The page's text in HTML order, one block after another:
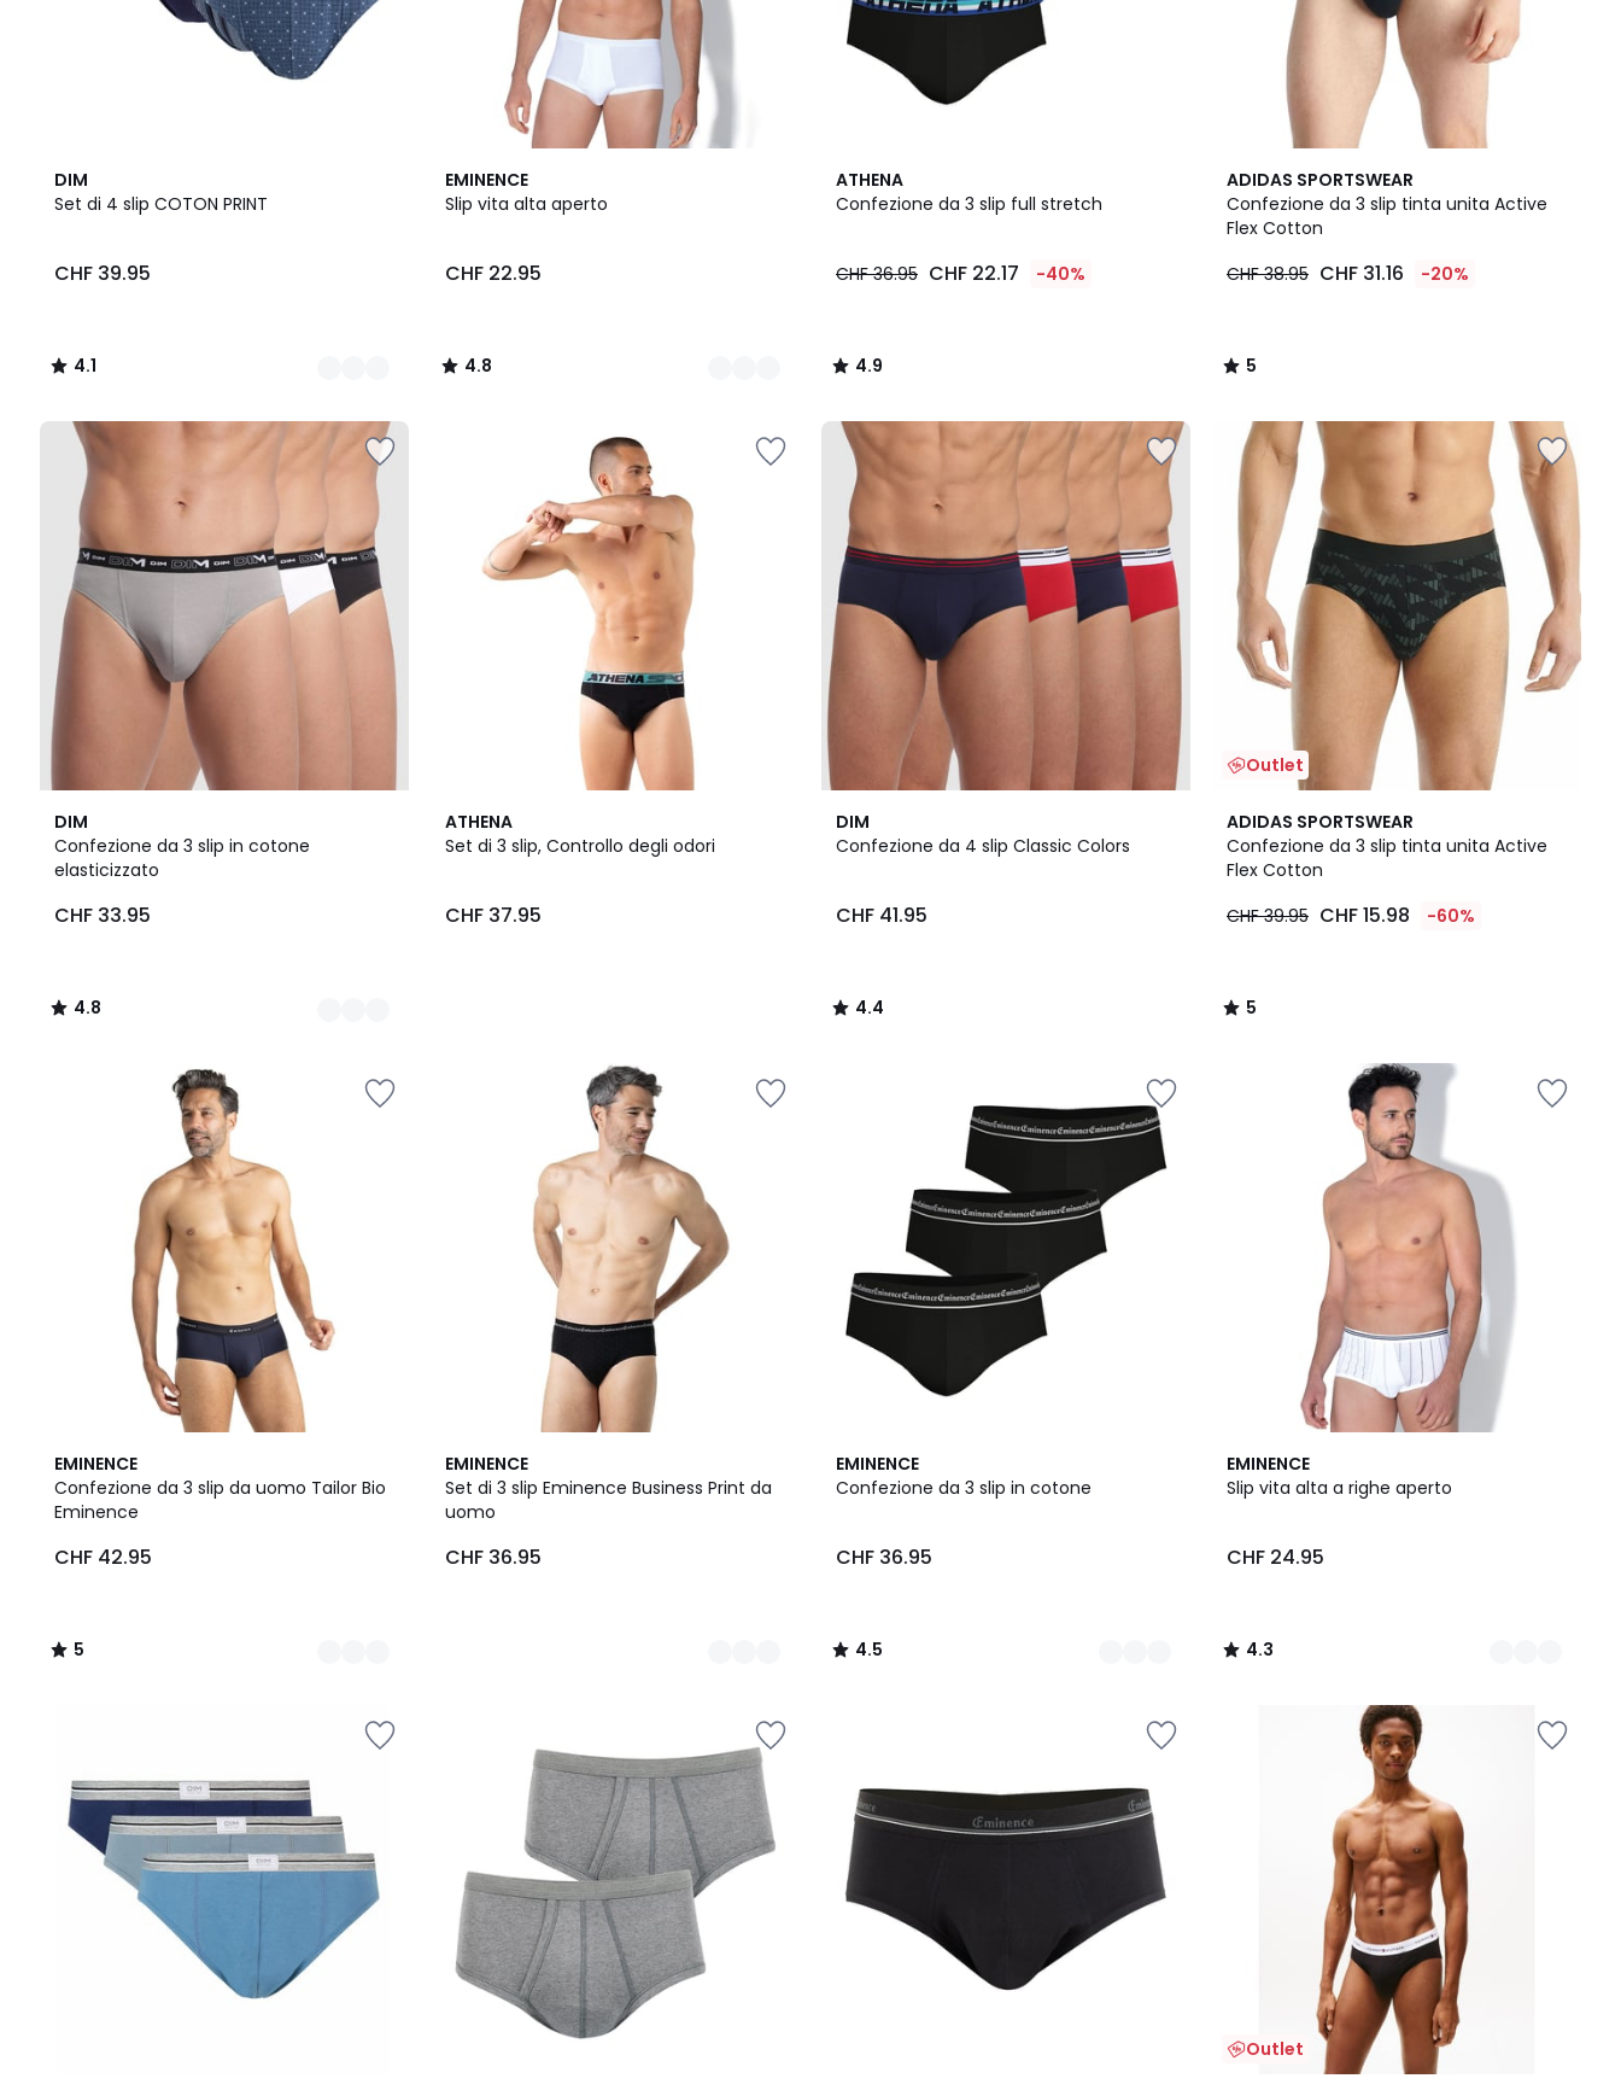
DIM
Set di 4 slip COTON PRINT
CHF 39.95
4.1
/ 5
2
Colori
4.1
/
EMINENCE
Slip vita alta aperto
CHF 22.95
4.8
/ 5
2
Colori
4.8
/
ATHENA
Confezione da 3 slip full stretch
CHF 36.95 CHF 22.17 -40%
4.9
/ 5
4.9
/
ADIDAS SPORTSWEAR
Confezione da 3 slip tinta unita Active
Flex Cotton
CHF 38.95 CHF 31.16 -20%
5
/
5
5
/
DIM
Confezione da 3 slip in cotone
elasticizzato
CHF 33.95
4.8
/ 5
3
Colori
4.8
/
ATHENA
Set di 3 slip, Controllo degli odori
CHF 37.95
DIM
Confezione da 4 slip Classic Colors
CHF 41.95
4.4
/ 5
4.4
/
Outlet
ADIDAS SPORTSWEAR
Confezione da 3 slip tinta unita Active
Flex Cotton
CHF 39.95 CHF 15.98 -60%
5
/
5
5
/
EMINENCE
Confezione da 3 slip da uomo Tailor Bio
Eminence
CHF 42.95
5
/
5
2
Colori
5
/
EMINENCE
Set di 3 slip Eminence Business Print da
uomo
CHF 36.95
2
Colori
EMINENCE
Confezione da 3 slip in cotone
CHF 36.95
4.5
/ 5
2
Colori
4.5
/
EMINENCE
Slip vita alta a righe aperto
CHF 24.95
4.3
/ 5
2
Colori
4.3
/
Outlet